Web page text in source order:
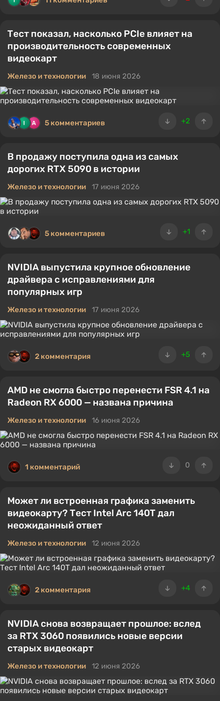
Тест показал, насколько PCIe влияет на
производительность современных
видеокарт
Железо и технологии 18 июня 2026
+2
5 комментариев
В продажу поступила одна из самых
дорогих RTX 5090 в истории
Железо и технологии 17 июня 2026
+1
5 комментариев
NVIDIA выпустила крупное обновление
драйвера с исправлениями для
популярных игр
Железо и технологии 17 июня 2026
+5
2 комментария
AMD не смогла быстро перенести FSR 4.1 на
Radeon RX 6000 — названа причина
Железо и технологии 16 июня 2026
0
1 комментарий
Может ли встроенная графика заменить
видеокарту? Тест Intel Arc 140T дал
неожиданный ответ
Железо и технологии 12 июня 2026
+4
2 комментария
NVIDIA снова возвращает прошлое: вслед
за RTX 3060 появились новые версии
старых видеокарт
Железо и технологии 12 июня 2026